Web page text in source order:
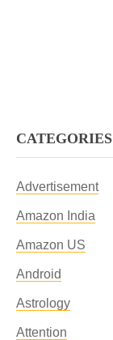
CATEGORIES
Advertisement
Amazon India
Amazon US
Android
Astrology
Attention